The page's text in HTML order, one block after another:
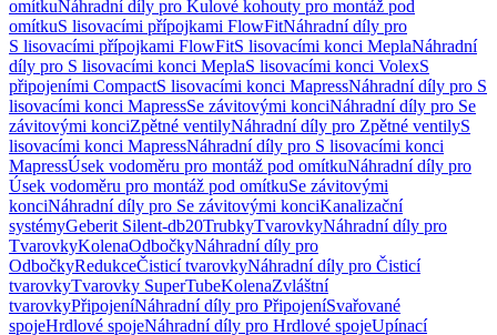
omítkuNáhradní díly pro Kulové kohouty pro montáž pod
omítkuS lisovacími přípojkami FlowFitNáhradní díly pro
S lisovacími přípojkami FlowFitS lisovacími konci MeplaNáhradní
díly pro S lisovacími konci MeplaS lisovacími konci VolexS
připojeními CompactS lisovacími konci MapressNáhradní díly pro S
lisovacími konci MapressSe závitovými konciNáhradní díly pro Se
závitovými konciZpětné ventilyNáhradní díly pro Zpětné ventilyS
lisovacími konci MapressNáhradní díly pro S lisovacími konci
MapressÚsek vodoměru pro montáž pod omítkuNáhradní díly pro
Úsek vodoměru pro montáž pod omítkuSe závitovými
konciNáhradní díly pro Se závitovými konciKanalizační
systémyGeberit Silent-db20TrubkyTvarovkyNáhradní díly pro
TvarovkyKolenaOdbočkyNáhradní díly pro
OdbočkyRedukceČisticí tvarovkyNáhradní díly pro Čisticí
tvarovkyTvarovky SuperTubeKolenaZvláštní
tvarovkyPřipojeníNáhradní díly pro PřipojeníSvařované
spojeHrdlové spojeNáhradní díly pro Hrdlové spojeUpínací